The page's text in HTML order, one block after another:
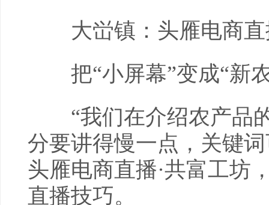
大峃镇：头雁电商直
把“小屏幕”变成“新
“我们在介绍农产品的
分要讲得慢一点，关键
头雁电商直播·共富工坊
直播技巧。